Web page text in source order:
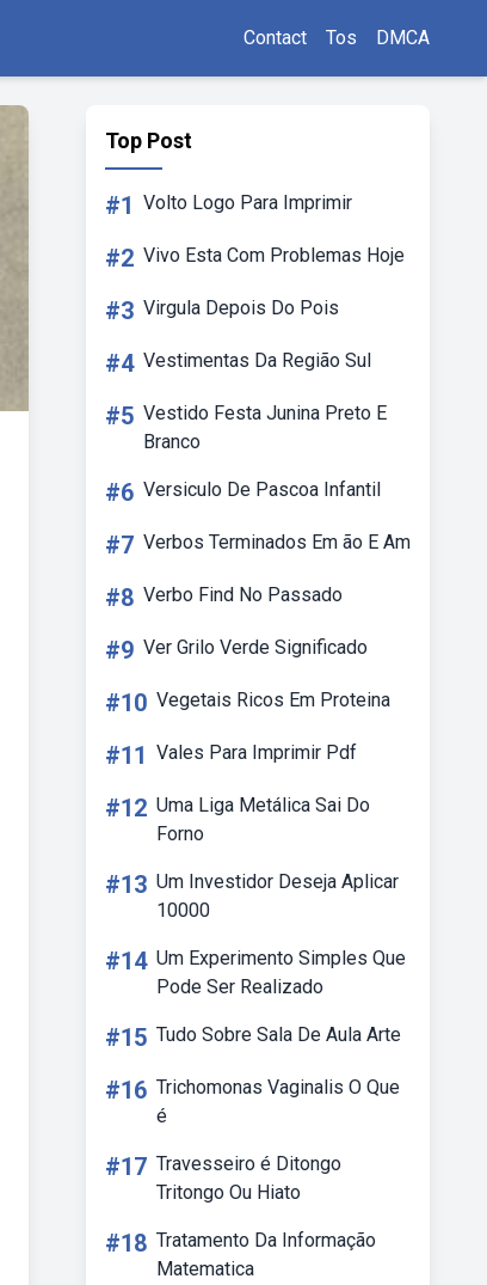
Contact Tos DMCA
Top Post
#1 Volto Logo Para Imprimir
#2 Vivo Esta Com Problemas Hoje
#3 Virgula Depois Do Pois
#4 Vestimentas Da Região Sul
#5 Vestido Festa Junina Preto E
Branco
#6 Versiculo De Pascoa Infantil
#7 Verbos Terminados Em ão E Am
#8 Verbo Find No Passado
#9 Ver Grilo Verde Significado
#10 Vegetais Ricos Em Proteina
#11 Vales Para Imprimir Pdf
#12 Uma Liga Metálica Sai Do
Forno
#13 Um Investidor Deseja Aplicar
10000
#14 Um Experimento Simples Que
Pode Ser Realizado
#15 Tudo Sobre Sala De Aula Arte
#16 Trichomonas Vaginalis O Que
é
#17 Travesseiro é Ditongo
Tritongo Ou Hiato
#18 Tratamento Da Informação
Matematica